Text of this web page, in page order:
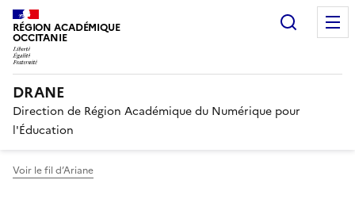
RÉGION ACADÉMIQUE
OCCITANIE
DRANE
Direction de Région Académique du Numérique pour
l'Éducation
Voir le fil d’Ariane